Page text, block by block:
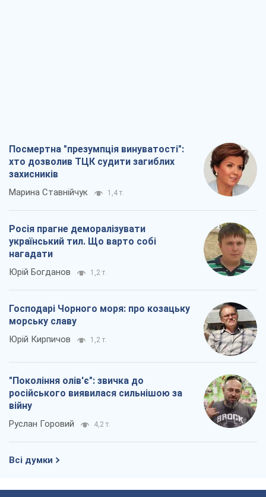
Посмертна "презумпція винуватості":
хто дозволив ТЦК судити загиблих
захисників
Марина Ставнійчук 1,4 т.
Росія прагне деморалізувати
український тил. Що варто собі
нагадати
Юрій Богданов 1,2 т.
Господарі Чорного моря: про козацьку
морську славу
Юрій Кирпичов 1,2 т.
"Покоління олів'є": звичка до
російського виявилася сильнішою за
війну
Руслан Горовий 4,2 т.
Всі думки